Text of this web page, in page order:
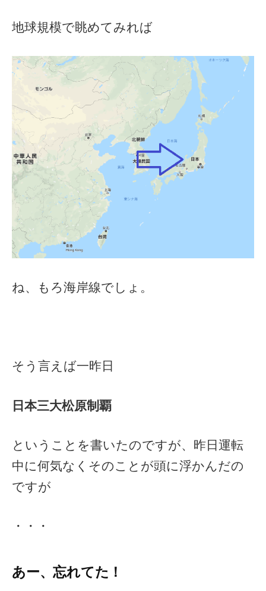
地球規模で眺めてみれば
ね、もろ海岸線でしょ。
そう言えば一昨日
日本三大松原制覇
ということを書いたのですが、昨日運転
中に何気なくそのことが頭に浮かんだの
ですが
・・・
あー、忘れてた！